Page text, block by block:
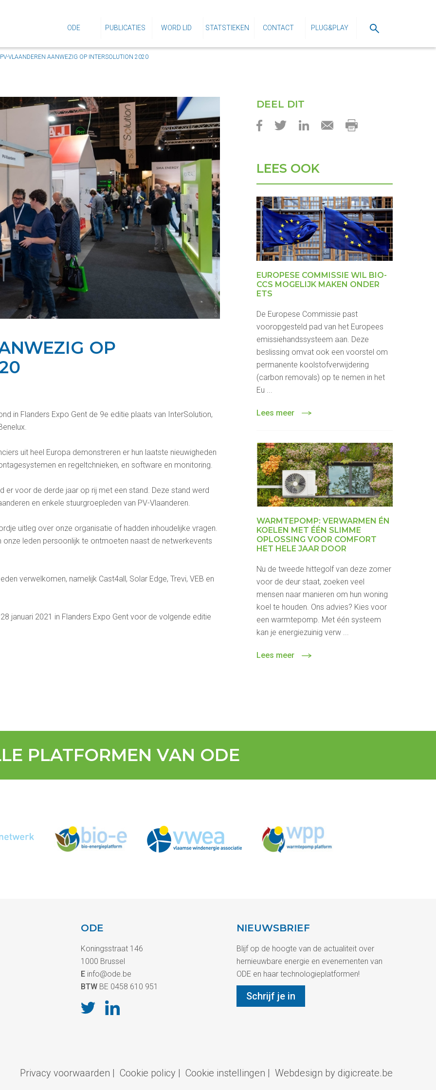
ODE PUBLICATIES WORD LID STATSTIEKEN CONTACT PLUG&PLAY
PV-VLAANDEREN AANWEZIG OP INTERSOLUTION 2020
OP
in Flanders Expo Gent de 9e editie plaats van InterSolution,
uit heel Europa demonstreren er hun laatste nieuwigheden
en regeltchnieken, en software en monitoring.
er voor de derde jaar op rij met een stand. Deze stand werd
en enkele stuurgroepleden van PV-Vlaanderen.
uitleg over onze organisatie of hadden inhoudelijke vragen.
leden persoonlijk te ontmoeten naast de netwerkevents
verwelkomen, namelijk Cast4all, Solar Edge, Trevi, VEB en
januari 2021 in Flanders Expo Gent voor de volgende editie
DEEL DIT
LEES OOK
EUROPESE COMMISSIE WIL BIO-
CCS MOGELIJK MAKEN ONDER
ETS
De Europese Commissie past
vooropgesteld pad van het Europees
emissiehandssysteem aan. Deze
beslissing omvat ook een voorstel om
permanente koolstofverwijdering
(carbon removals) op te nemen in het
Eu ...
Lees meer
WARMTEPOMP: VERWARMEN ÉN
KOELEN MET ÉÉN SLIMME
OPLOSSING VOOR COMFORT
HET HELE JAAR DOOR
Nu de tweede hittegolf van deze zomer
voor de deur staat, zoeken veel
mensen naar manieren om hun woning
koel te houden. Ons advies? Kies voor
een warmtepomp. Met één systeem
kan je energiezuinig verw ...
Lees meer
PLATFORMEN VAN ODE
ODE
Koningsstraat 146
1000 Brussel
Einfo@ode.be
BTW BE 0458 610 951
NIEUWSBRIEF
Blijf op de hoogte van de actualiteit over
hernieuwbare energie en evenementen van
ODE en haar technologieplatformen!
Schrijf je in
Privacy voorwaarden | Cookie policy | Cookie instellingen | Webdesign by digicreate.be